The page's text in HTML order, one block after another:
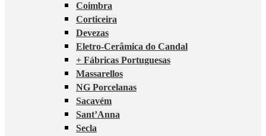
Coimbra
Corticeira
Devezas
Eletro-Cerâmica do Candal
+ Fábricas Portuguesas
Massarellos
NG Porcelanas
Sacavém
Sant’Anna
Secla